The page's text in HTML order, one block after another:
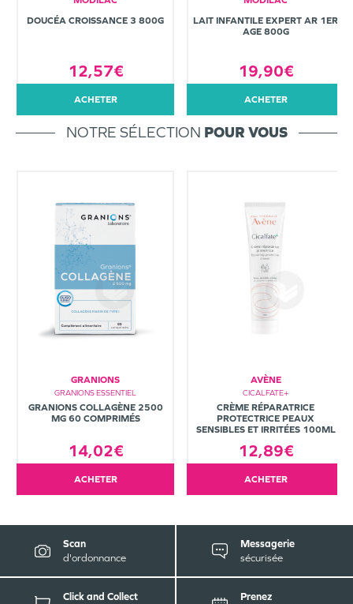
DOUCÉA CROISSANCE 3 800G
12,57€
ACHETER
LAIT INFANTILE EXPERT AR 1ER
AGE 800G
19,90€
ACHETER
NOTRE SÉLECTION POUR VOUS
GRANIONS
GRANIONS ESSENTIEL
GRANIONS COLLAGÈNE 2500
MG 60 COMPRIMÉS
14,02€
ACHETER
AVÈNE
CICALFATE+
CRÈME RÉPARATRICE
PROTECTRICE PEAUX
SENSIBLES ET IRRITÉES 100ML
12,89€
ACHETER
Scan
d'ordonnance
Messagerie
sécurisée
Click and Collect
Prenez